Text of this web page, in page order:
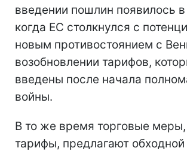
введении пошлин появилось
когда ЕС столкнулся с
новым противостоянием с
возобновлении тарифов,
введены после начала
войны.
В то же время торговые
тарифы, предлагают обходной